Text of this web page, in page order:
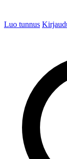
Luo tunnus